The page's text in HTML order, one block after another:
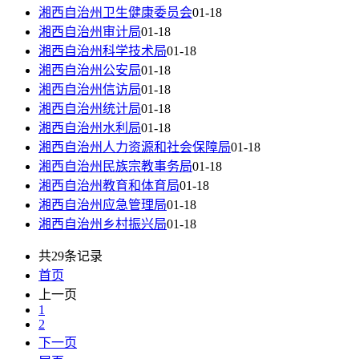
湘西自治州卫生健康委员会01-18
湘西自治州审计局01-18
湘西自治州科学技术局01-18
湘西自治州公安局01-18
湘西自治州信访局01-18
湘西自治州统计局01-18
湘西自治州水利局01-18
湘西自治州人力资源和社会保障局01-18
湘西自治州民族宗教事务局01-18
湘西自治州教育和体育局01-18
湘西自治州应急管理局01-18
湘西自治州乡村振兴局01-18
共29条记录
首页
上一页
1
2
下一页